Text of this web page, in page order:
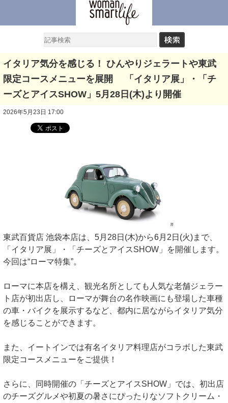
イタリア気分を感じる！ ひんやりジェラートや東武
限定コースメニューを展開 「イタリア展」・「チ
ーズとアイスSHOW」5月28日(木)より開催
2026年5月23日 17:00
東武百貨店 池袋本店は、5月28日(木)から6月2日(火)まで、
「イタリア展」・「チーズとアイスSHOW」を開催します。
今回は“ローマ特集”。
ローマに本店を構え、観光名所としても人気な老舗ジェラー
ト店が初出店し、ローマが舞台の名作映画にも登場した車種
の車・バイクを展示するなど、都内に居ながらイタリア気分
を感じることができます。
また、イートインでは有名イタリア料理店がコラボした東武
限定コースメニューをご提供！
さらに、同時開催の「チーズとアイスSHOW」では、初出店
のチーズグルメや初夏の暑さにぴったりなソフトクリーム・